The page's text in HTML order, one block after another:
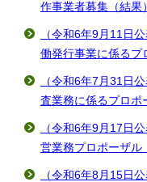
作事業者募集（結果）
（令和6年9月11日
働発行事業に係るプ
（令和6年7月31日
査業務に係るプロポ
（令和6年9月17日
営業務プロポーザル
（令和6年8月15日